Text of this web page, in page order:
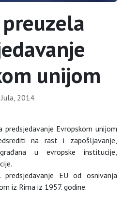
unijom
2014
Evropskom unijom
na rast i zapošljavanje,
u evropske institucije,
EU od osnivanja
iz Rima iz 1957. godine.